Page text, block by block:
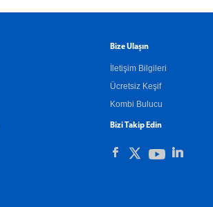
Bize Ulaşın
İletişim Bilgileri
Ücretsiz Keşif
Kombi Bulucu
Bizi Takip Edin